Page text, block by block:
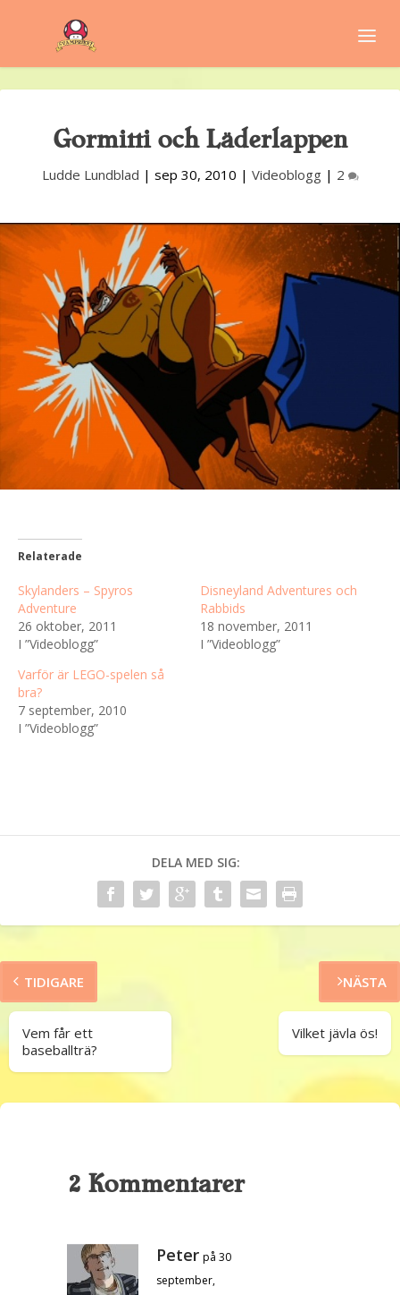
Gormitti och Läderlappen
Ludde Lundblad | sep 30, 2010 | Videoblogg| 2
Relaterade
Skylanders – Spyros
Adventure
26 oktober, 2011
I ”Videoblogg”
Disneyland Adventures och
Rabbids
18 november, 2011
I ”Videoblogg”
Varför är LEGO-spelen så
bra?
7 september, 2010
I ”Videoblogg”
DELA MED SIG:
TIDIGARE
Vem får ett
baseballträ?
NÄSTA
Vilket jävla ös!
2 Kommentarer
Peter på 30
september,